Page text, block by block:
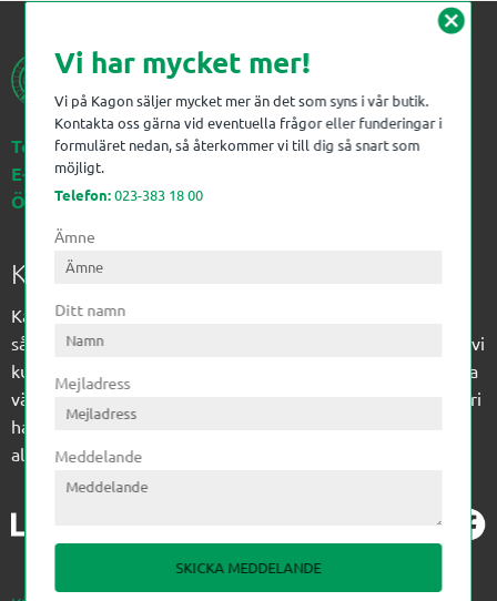
Telefon:023-383 18 00
E-post:kagon@kagon.se
Öppettider:Måndag-Fredag, 07-16
Kagon AB
Kagon har sedan 1972 levererat kompetens till
sågverksindustrin och övrig industri. Till träindustrin tillför vi
kunskap med optimeringslösningar från timmerplanen hela
vägen fram till paketering/emballering och till övrig industri
har vi ett komplement sortiment av teknikprodukter med
allt ifrån slangtillverkning till transmission och lager.
cancel
Vi har mycket mer!
Vi på Kagon säljer mycket mer än det som syns i vår butik.
Kontakta oss gärna vid eventuella frågor eller funderingar i
formuläret nedan, så återkommer vi till dig så snart som
möjligt.
Telefon:023-383 18 00
Ämne
Ditt namn
Mejladress
Meddelande
SKICKA MEDDELANDE